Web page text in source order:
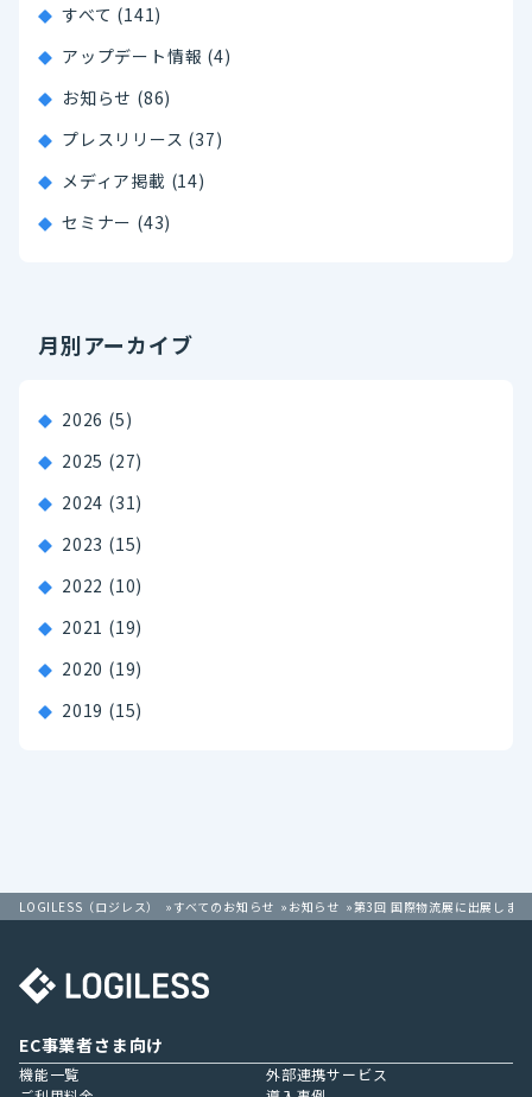
すべて (141)
アップデート情報 (4)
お知らせ (86)
プレスリリース (37)
メディア掲載 (14)
セミナー (43)
月別アーカイブ
2026 (5)
2025 (27)
2024 (31)
2023 (15)
2022 (10)
2021 (19)
2020 (19)
2019 (15)
LOGILESS（ロジレス） すべてのお知らせ お知らせ 第3回 国際物流展に出展します
EC事業者さま向け
機能一覧
外部連携サービス